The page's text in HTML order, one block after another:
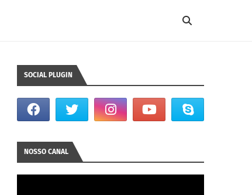
SOCIAL PLUGIN
NOSSO CANAL